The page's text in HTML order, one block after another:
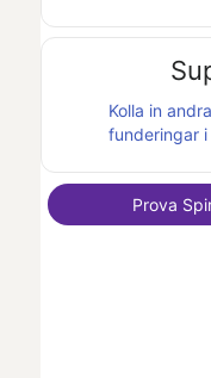
Kolla in
funderingar
Prova